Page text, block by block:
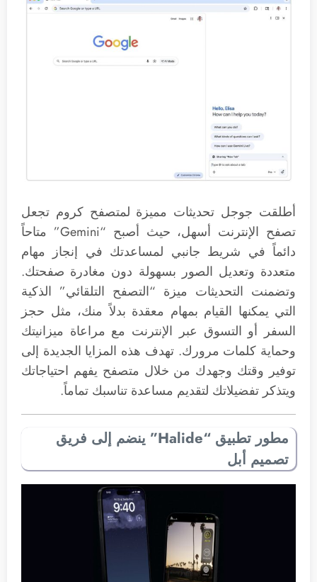
أطلقت جوجل تحديثات مميزة لمتصفح كروم تجعل
تصفح الإنترنت أسهل، حيث أصبح “Gemini” متاحاً
دائماً في شريط جانبي لمساعدتك في إنجاز مهام
متعددة وتعديل الصور بسهولة دون مغادرة صفحتك.
وتضمنت التحديثات ميزة “التصفح التلقائي” الذكية
التي يمكنها القيام بمهام معقدة بدلاً منك، مثل حجز
السفر أو التسوق عبر الإنترنت مع مراعاة ميزانيتك
وحماية كلمات مرورك. تهدف هذه المزايا الجديدة إلى
توفير وقتك وجهدك من خلال متصفح يفهم احتياجاتك
ويتذكر تفضيلاتك لتقديم مساعدة تناسبك تماماً.
مطور تطبيق “Halide” ينضم إلى فريق
تصميم أبل